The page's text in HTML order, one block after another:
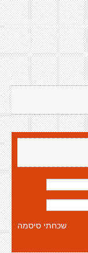
שכחתי סיסמה